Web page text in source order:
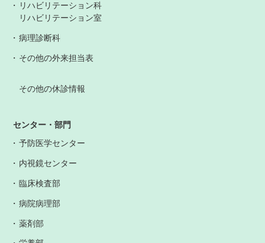
リハビリテーション科
リハビリテーション室
病理診断科
その他の外来担当表
その他の休診情報
センター・部門
予防医学センター
内視鏡センター
臨床検査部
病院病理部
薬剤部